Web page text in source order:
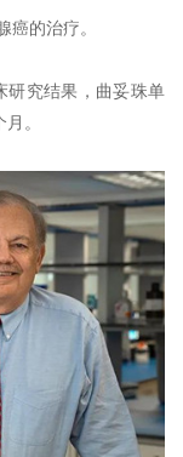
癌的治疗。
研究结果，曲妥珠单
。